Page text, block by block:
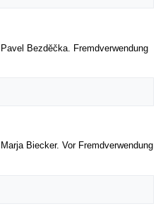
Bezdĕčka. Fremdverwendung
Biecker. Vor Fremdverwendung